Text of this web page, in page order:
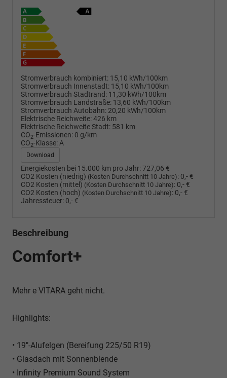
Stromverbrauch kombiniert: 15,10 kWh/100km
Stromverbrauch Innenstadt: 15,10 kWh/100km
Stromverbrauch Stadtrand: 11,30 kWh/100km
Stromverbrauch Landstraße: 13,60 kWh/100km
Stromverbrauch Autobahn: 20,20 kWh/100km
Elektrische Reichweite:426 km
Elektrische Reichweite Stadt: 581 km
CO2-Emissionen: 0 g/km
CO2-Klasse:A
Download
Energiekosten bei 15.000 km pro Jahr:727,06 €
CO2 Kosten (niedrig) (Kosten Durchschnitt 10 Jahre): 0,- €
CO2 Kosten (mittel) (Kosten Durchschnitt 10 Jahre): 0,- €
CO2 Kosten (hoch) (Kosten Durchschnitt 10 Jahre): 0,- €
Jahressteuer: 0,- €
Beschreibung
Comfort+
Mehr e VITARA geht nicht.
Highlights:
• 19"-Alufelgen (Bereifung 225/50 R19)
• Glasdach mit Sonnenblende
• Infinity Premium Sound System